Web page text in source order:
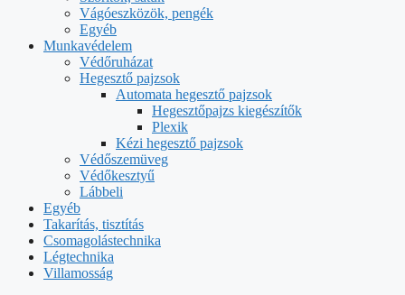
Vágóeszközök, pengék
Egyéb
Munkavédelem
Védőruházat
Hegesztő pajzsok
Automata hegesztő pajzsok
Hegesztőpajzs kiegészítők
Plexik
Kézi hegesztő pajzsok
Védőszemüveg
Védőkesztyű
Lábbeli
Egyéb
Takarítás, tisztítás
Csomagolástechnika
Légtechnika
Villamosság